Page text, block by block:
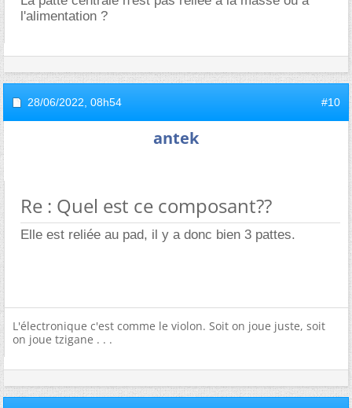
l'alimentation ?
28/06/2022, 08h54 #10
antek
Re : Quel est ce composant??
Elle est reliée au pad, il y a donc bien 3 pattes.
L'électronique c'est comme le violon. Soit on joue juste, soit
on joue tzigane . . .